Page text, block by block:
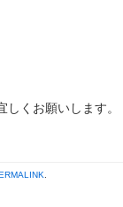
くお願いします。